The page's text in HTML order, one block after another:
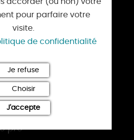
de la Rose
au fil de l'eau
du Loiret
groupes
pro
pour parfaire votre
visite.
de confidentialité
Je refuse
Choisir
J'accepte